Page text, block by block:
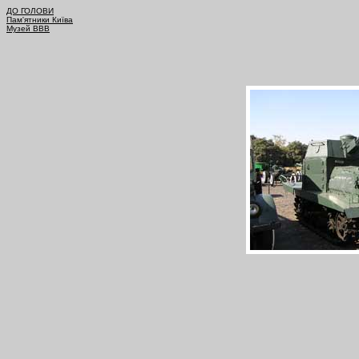
ДО ГОЛОВИ
Пам'ятники Київа
Музей ВВВ